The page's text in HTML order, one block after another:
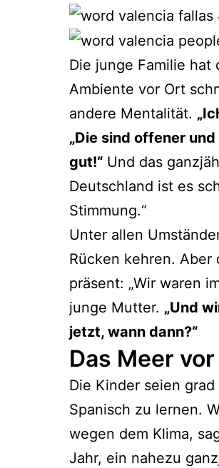
Die junge Familie hat
Ambiente vor Ort
andere Mentalität.
„Die sind offener
gut!“ Und das
Deutschland ist es
Stimmung.“
Unter allen
Rücken kehren. Aber
präsent: „Wir waren
junge Mutter. „Und
jetzt, wann dann?“
Das Meer
Die Kinder seien
Spanisch zu lernen.
wegen dem Klima,
Jahr, ein nahezu